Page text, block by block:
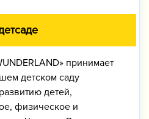
принимает
детском саду
детей,
физическое и